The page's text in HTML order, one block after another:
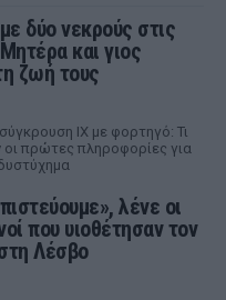
δύο νεκρούς στις
και γιος
ζωή τους
ΙΧ με φορτηγό: Τι
πρώτες πληροφορίες για
λένε οι
που υιοθέτησαν τον
Λέσβο